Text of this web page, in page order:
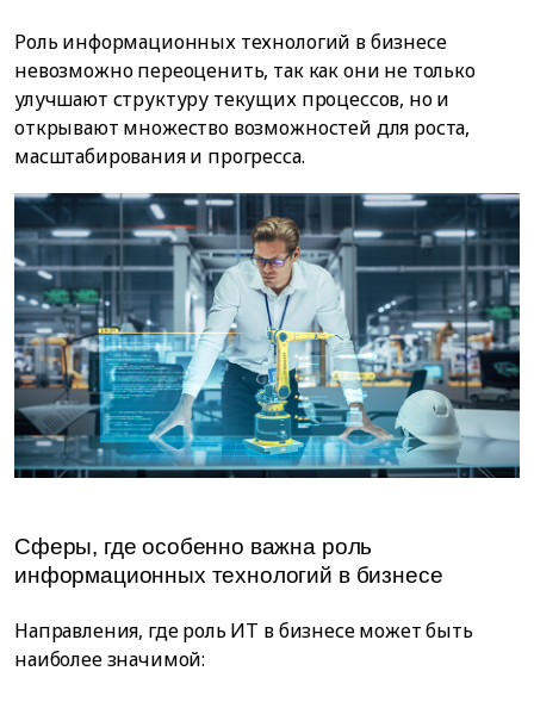
Роль информационных технологий в бизнесе
невозможно переоценить, так как они не только
улучшают структуру текущих процессов, но и
открывают множество возможностей для роста,
масштабирования и прогресса.
Сферы, где особенно важна роль
информационных технологий в бизнесе
Направления, где роль ИТ в бизнесе может быть
наиболее значимой: